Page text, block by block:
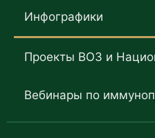
Инфографики
Проекты ВОЗ и
Вебинары по